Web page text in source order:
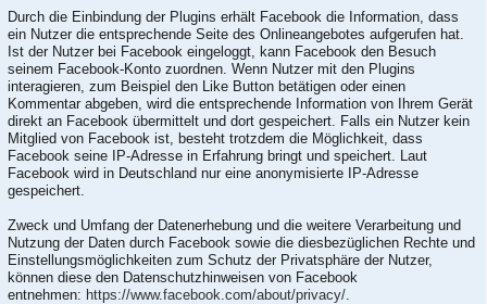
Durch die Einbindung der Plugins erhält Facebook die Information, dass
ein Nutzer die entsprechende Seite des Onlineangebotes aufgerufen hat.
Ist der Nutzer bei Facebook eingeloggt, kann Facebook den Besuch
seinem Facebook-Konto zuordnen. Wenn Nutzer mit den Plugins
interagieren, zum Beispiel den Like Button betätigen oder einen
Kommentar abgeben, wird die entsprechende Information von Ihrem Gerät
direkt an Facebook übermittelt und dort gespeichert. Falls ein Nutzer kein
Mitglied von Facebook ist, besteht trotzdem die Möglichkeit, dass
Facebook seine IP-Adresse in Erfahrung bringt und speichert. Laut
Facebook wird in Deutschland nur eine anonymisierte IP-Adresse
gespeichert.
Zweck und Umfang der Datenerhebung und die weitere Verarbeitung und
Nutzung der Daten durch Facebook sowie die diesbezüglichen Rechte und
Einstellungsmöglichkeiten zum Schutz der Privatsphäre der Nutzer,
können diese den Datenschutzhinweisen von Facebook
entnehmen: https://www.facebook.com/about/privacy/